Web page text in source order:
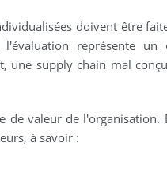
doivent être
représente un
une supply chain mal
de valeur de l'organisation.
à savoir :